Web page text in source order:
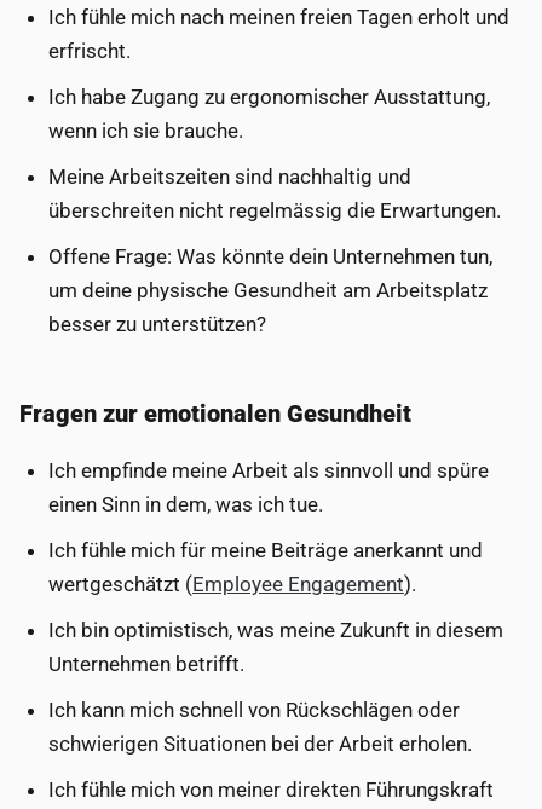
Ich fühle mich nach meinen freien Tagen erholt und
erfrischt.
Ich habe Zugang zu ergonomischer Ausstattung,
wenn ich sie brauche.
Meine Arbeitszeiten sind nachhaltig und
überschreiten nicht regelmässig die Erwartungen.
Offene Frage: Was könnte dein Unternehmen tun,
um deine physische Gesundheit am Arbeitsplatz
besser zu unterstützen?
Fragen zur emotionalen Gesundheit
Ich empfinde meine Arbeit als sinnvoll und spüre
einen Sinn in dem, was ich tue.
Ich fühle mich für meine Beiträge anerkannt und
wertgeschätzt (Employee Engagement).
Ich bin optimistisch, was meine Zukunft in diesem
Unternehmen betrifft.
Ich kann mich schnell von Rückschlägen oder
schwierigen Situationen bei der Arbeit erholen.
Ich fühle mich von meiner direkten Führungskraft